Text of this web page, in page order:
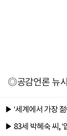
◎공감언론 뉴